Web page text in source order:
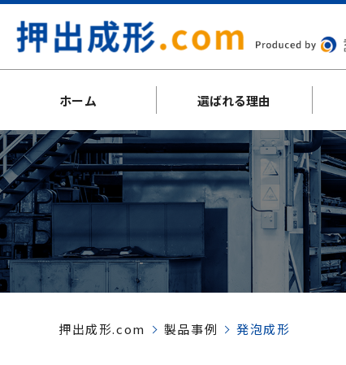
ホーム 選ばれる理由
押出成形.com 製品事例 発泡成形